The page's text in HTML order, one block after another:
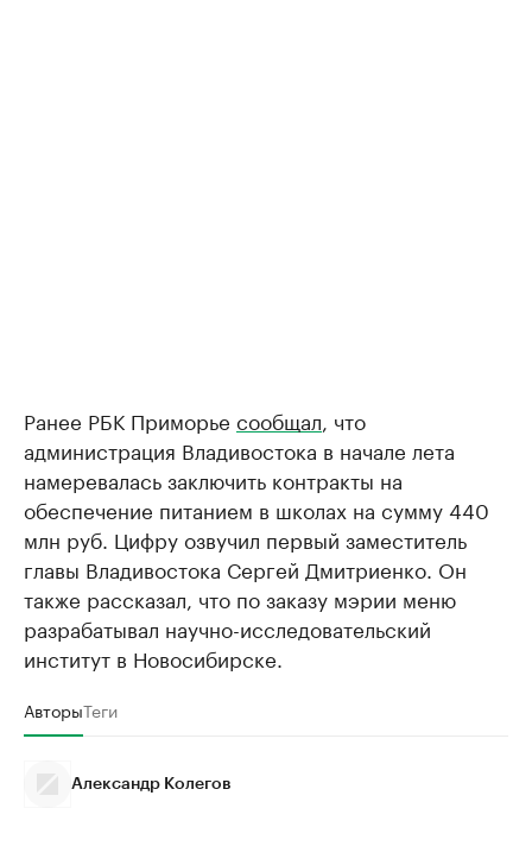
Ранее РБК Приморье сообщал , что
администрация Владивостока в начале лета
намеревалась заключить контракты на
обеспечение питанием в школах на сумму 440
млн руб. Цифру озвучил первый заместитель
главы Владивостока Сергей Дмитриенко. Он
также рассказал, что по заказу мэрии меню
разрабатывал научно-исследовательский
институт в Новосибирске.
АвторыТеги
Александр Колегов